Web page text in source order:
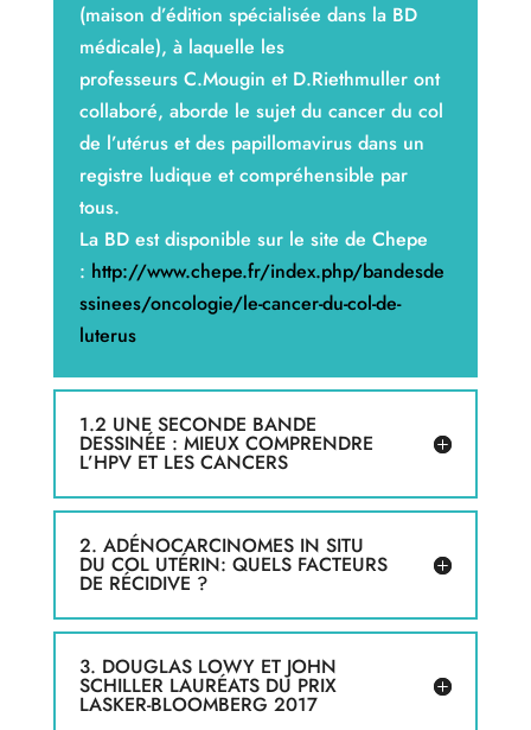
(maison d’édition spécialisée dans la BD
médicale), à laquelle les
professeurs C.Mougin et D.Riethmuller ont
collaboré, aborde le sujet du cancer du col
de l’utérus et des papillomavirus dans un
registre ludique et compréhensible par
tous.
La BD est disponible sur le site de Chepe
: http://www.chepe.fr/index.php/bandesde
ssinees/oncologie/le-cancer-du-col-de-
luterus
1.2 UNE SECONDE BANDE
DESSINÉE : MIEUX COMPRENDRE
L’HPV ET LES CANCERS
2. ADÉNOCARCINOMES IN SITU
DU COL UTÉRIN: QUELS FACTEURS
DE RÉCIDIVE ?
3. DOUGLAS LOWY ET JOHN
SCHILLER LAURÉATS DU PRIX
LASKER-BLOOMBERG 2017